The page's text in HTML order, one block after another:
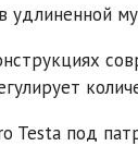
удлиненной
Testa под